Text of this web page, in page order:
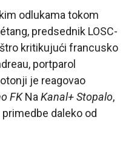
odlukama tokom
predsednik LOSC-
kritikujući francusko
portparol
je reagovao
FKNa Kanal+ Stopalo,
daleko od